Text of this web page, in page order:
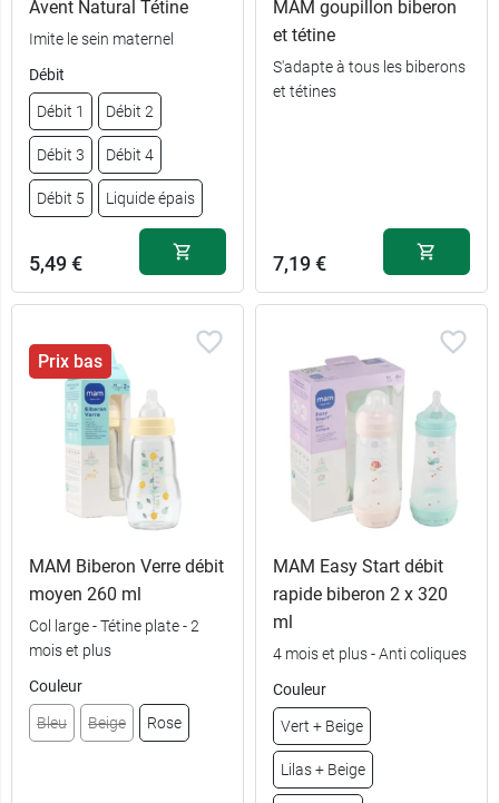
Avent Natural Tétine
Imite le sein maternel
Débit
Débit 1 Débit 2
Débit 3 Débit 4
Débit 5 Liquide épais
5,49 €
5,49 €
5,49 €
Débit 3 5,49 €
5,49 €
Débit 5
MAM goupillon biberon
et tétine
S'adapte à tous les biberons
et tétines
7,19 €
Prix bas
MAM Biberon Verre débit
moyen 260 ml
Col large - Tétine plate - 2
mois et plus
Couleur
Bleu Beige Rose
MAM Easy Start débit
rapide biberon 2 x 320
ml
4 mois et plus - Anti coliques
Couleur
Vert + Beige
Lilas + Beige